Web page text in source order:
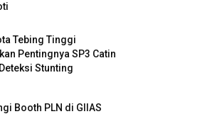
Tebing Tinggi
Pentingnya SP3 Catin
Stunting
Booth PLN di GIIAS